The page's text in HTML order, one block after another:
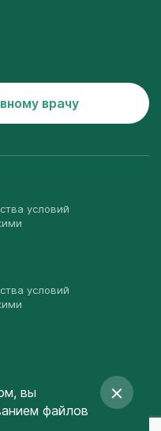
врачу
условий
условий
вы
файлов